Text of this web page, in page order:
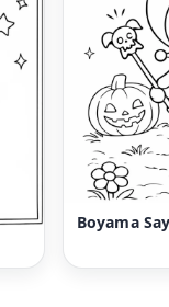
Boyama